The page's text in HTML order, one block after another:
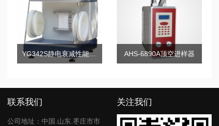
YG342S静电衰减性能测试仪 AHS-6890A顶空进样器
联系我们
公司地址：中国.山东.枣庄市市
关注我们